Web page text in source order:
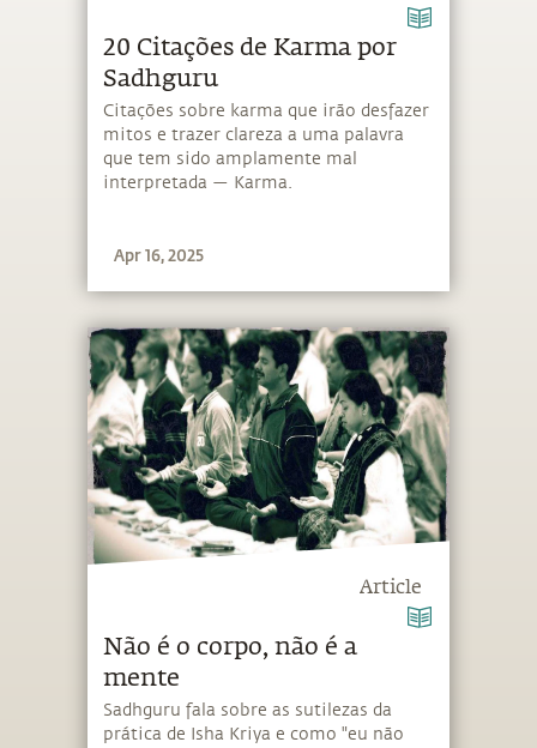
20 Citações de Karma por
Sadhguru
Citações sobre karma que irão desfazer
mitos e trazer clareza a uma palavra
que tem sido amplamente mal
interpretada — Karma.
Apr 16, 2025
Article
Não é o corpo, não é a
mente
Sadhguru fala sobre as sutilezas da
prática de Isha Kriya e como "eu não